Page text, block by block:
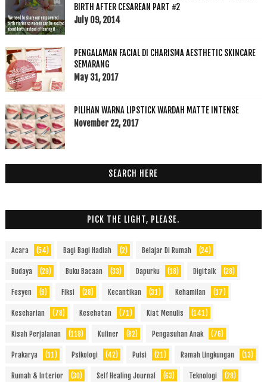
BIRTH AFTER CESAREAN PART #2
July 09, 2014
PENGALAMAN FACIAL DI CHARISMA AESTHETIC SKINCARE
SEMARANG
May 31, 2017
PILIHAN WARNA LIPSTICK WARDAH MATTE INTENSE
November 22, 2017
SEARCH HERE
PICK THE LIGHT, PLEASE.
Acara (54) Bagi Bagi Hadiah (2) Belajar Di Rumah (24)
Budaya (29) Buku Bacaan (33) Dapurku (18) Digitalk (28)
Fesyen (9) Fiksi (28) Kecantikan (31) Kehamilan (17)
Keseharian (78) Kesehatan (71) Kiat Menulis (141)
Kisah Perjalanan (118) Kuliner (82) Pengasuhan Anak (76)
Prakarya (11) Psikologi (42) Puisi (21) Ramah Lingkungan (13)
Rumah & Interior (30) Self Healing Journal (63) Teknologi (28)